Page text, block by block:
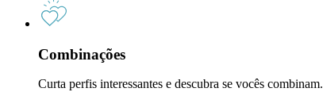
Combinações
Curta perfis interessantes e descubra se vocês combinam.